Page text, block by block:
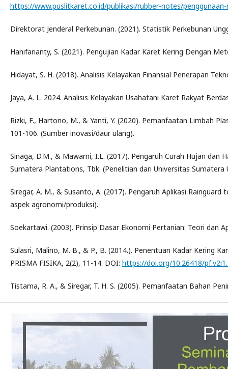
https://www.puslitkaret.co.id/publikasi/rubber-notes/
Direktorat Jenderal Perkebunan. (2021). Statistik Perkebunan
Hanifarianty, S. (2021). Pengujian Kadar Karet Kering Dengan
Hidayat, S. H. (2018). Analisis Kelayakan Finansial Penerapan
Jaya, A. L. 2024. Analisis Kelayakan Usahatani Karet Rakyat
Rizki, F., Hartono, M., & Yanti, Y. (2020). Pemanfaatan Limbah
101-106. (Sumber inovasi/daur ulang).
Sinaga, D.M., & Mawarni, I.L. (2017). Pengaruh Curah Hujan dan
Sumatera Plantations, Tbk. (Penelitian dari Universitas Sumatera
Siregar, A. M., & Susanto, A. (2017). Pengaruh Aplikasi
aspek agronomi/produksi).
Soekartawi. (2003). Prinsip Dasar Ekonomi Pertanian: Teori dan
Sulasri, Malino, M. B., & P., B. (2014.). Penentuan Kadar Kering
PRISMA FISIKA, 2(2), 11-14. DOI: https://doi.org/10.26418/
Tistama, R. A., & Siregar, T. H. S. (2005). Pemanfaatan Bahan